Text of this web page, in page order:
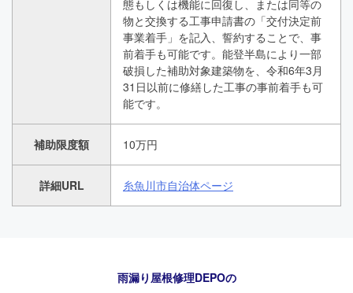
050-1883-0629
態もしくは機能に回復し、または同等の
物と交換する工事申請書の「交付決定前
事業着手」を記入、誓約することで、事
前着手も可能です。能登半島により一部
破損した補助対象建築物を、令和6年3月
31日以前に修繕した工事の事前着手も可
能です。
補助限度額 10万円
詳細URL 糸魚川市自治体ページ
雨漏り屋根修理DEPOの